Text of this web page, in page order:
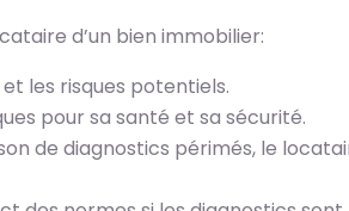
d’un bien immobilier:
les risques potentiels.
pour sa santé et sa sécurité.
de diagnostics périmés, le